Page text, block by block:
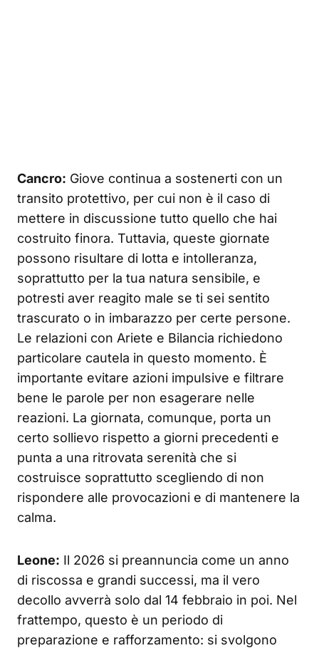
Cancro: Giove continua a sostenerti con un
transito protettivo, per cui non è il caso di
mettere in discussione tutto quello che hai
costruito finora. Tuttavia, queste giornate
possono risultare di lotta e intolleranza,
soprattutto per la tua natura sensibile, e
potresti aver reagito male se ti sei sentito
trascurato o in imbarazzo per certe persone.
Le relazioni con Ariete e Bilancia richiedono
particolare cautela in questo momento. È
importante evitare azioni impulsive e filtrare
bene le parole per non esagerare nelle
reazioni. La giornata, comunque, porta un
certo sollievo rispetto a giorni precedenti e
punta a una ritrovata serenità che si
costruisce soprattutto scegliendo di non
rispondere alle provocazioni e di mantenere la
calma.
Leone: Il 2026 si preannuncia come un anno
di riscossa e grandi successi, ma il vero
decollo avverrà solo dal 14 febbraio in poi. Nel
frattempo, questo è un periodo di
preparazione e rafforzamento: si svolgono